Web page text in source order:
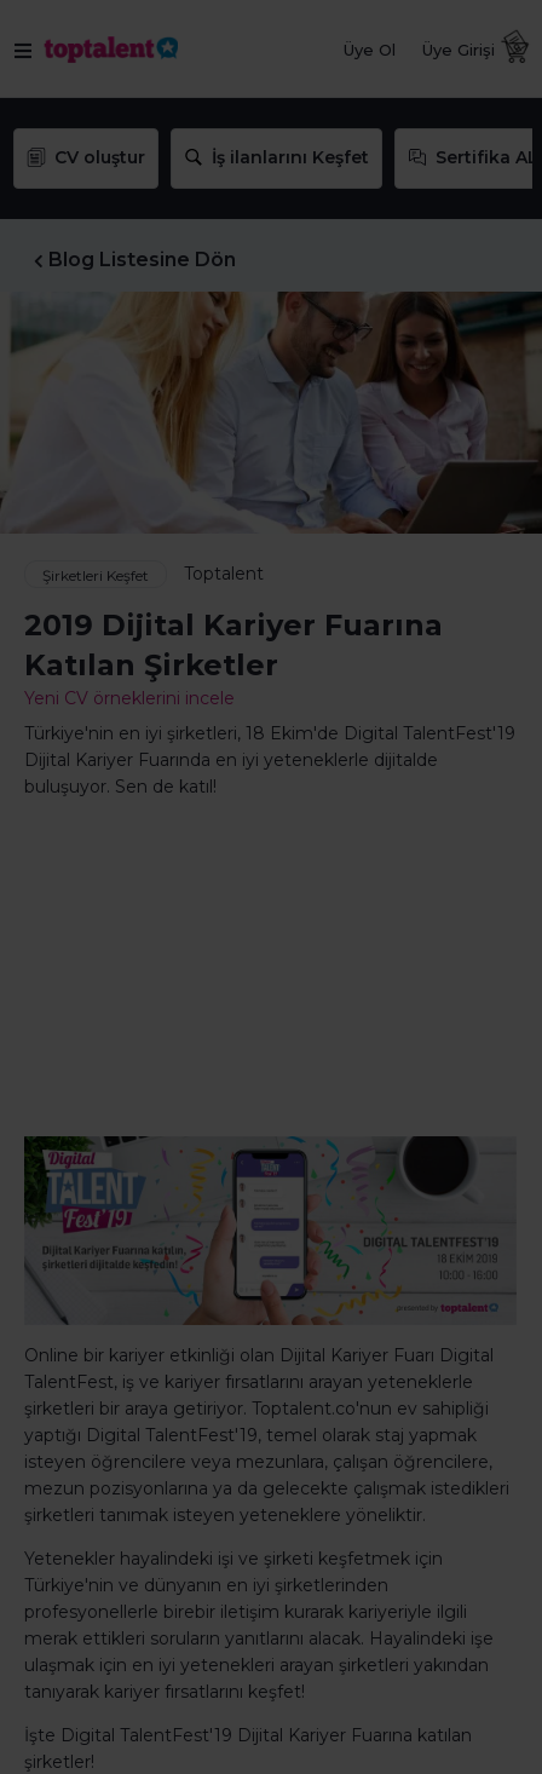
Üye Ol Üye Girişi
CV oluştur İş ilanlarını Keşfet Sertifika AL
Blog Listesine Dön
Şirketleri Keşfet Toptalent
2019 Dijital Kariyer Fuarına
Katılan Şirketler
Yeni CV örneklerini incele
Türkiye'nin en iyi şirketleri, 18 Ekim'de Digital TalentFest'19
Dijital Kariyer Fuarında en iyi yeteneklerle dijitalde
buluşuyor. Sen de katıl!
Online bir kariyer etkinliği olan Dijital Kariyer Fuarı Digital
TalentFest, iş ve kariyer fırsatlarını arayan yeteneklerle
şirketleri bir araya getiriyor. Toptalent.co'nun ev sahipliği
yaptığı Digital TalentFest'19, temel olarak staj yapmak
isteyen öğrencilere veya mezunlara, çalışan öğrencilere,
mezun pozisyonlarına ya da gelecekte çalışmak istedikleri
şirketleri tanımak isteyen yeteneklere yöneliktir.
Yetenekler hayalindeki işi ve şirketi keşfetmek için
Türkiye'nin ve dünyanın en iyi şirketlerinden
profesyonellerle birebir iletişim kurarak kariyeriyle ilgili
merak ettikleri soruların yanıtlarını alacak. Hayalindeki işe
ulaşmak için en iyi yetenekleri arayan şirketleri yakından
tanıyarak kariyer fırsatlarını keşfet!
İşte Digital TalentFest'19 Dijital Kariyer Fuarına katılan
şirketler!